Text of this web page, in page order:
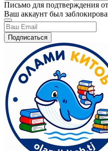
Письмо для подтверждения
Ваш аккаунт был
Подписаться